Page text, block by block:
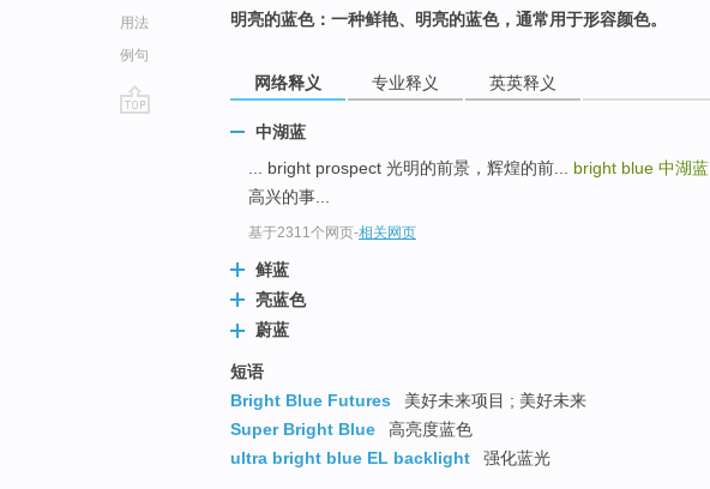
用法
例句
明亮的蓝色：一种鲜艳、明亮的蓝色，通常用于形容颜色。
网络释义 专业释义 英英释义
中湖蓝
... bright prospect 光明的前景，辉煌的前... bright blue 中湖蓝
高兴的事...
基于2311个网页-相关网页
鲜蓝
亮蓝色
蔚蓝
短语
Bright Blue Futures
美好未来项目 ; 美好未来
Super Bright Blue
高亮度蓝色
ultra bright blue EL backlight
强化蓝光